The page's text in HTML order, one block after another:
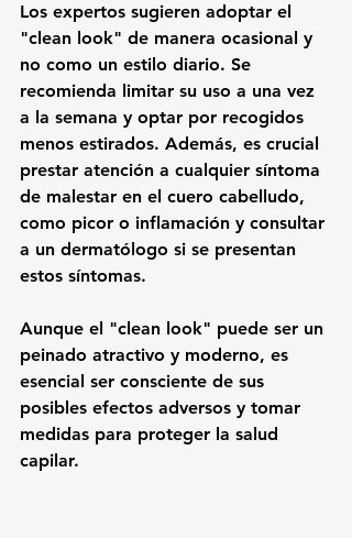
Los expertos sugieren adoptar el
"clean look" de manera ocasional y
no como un estilo diario. Se
recomienda limitar su uso a una vez
a la semana y optar por recogidos
menos estirados. Además, es crucial
prestar atención a cualquier síntoma
de malestar en el cuero cabelludo,
como picor o inflamación y consultar
a un dermatólogo si se presentan
estos síntomas.
Aunque el "clean look" puede ser un
peinado atractivo y moderno, es
esencial ser consciente de sus
posibles efectos adversos y tomar
medidas para proteger la salud
capilar.